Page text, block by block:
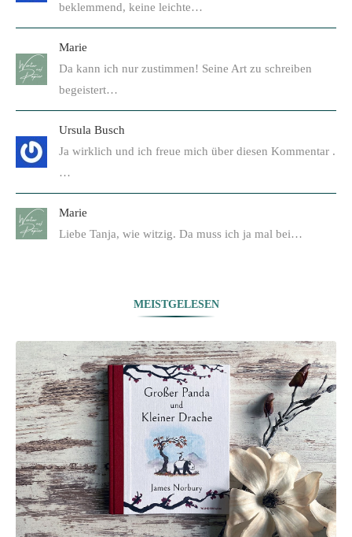
beklemmend, keine leichte…
Marie
Da kann ich nur zustimmen! Seine Art zu schreiben
begeistert…
Ursula Busch
Ja wirklich und ich freue mich über diesen Kommentar .
…
Marie
Liebe Tanja, wie witzig. Da muss ich ja mal bei…
MEISTGELESEN